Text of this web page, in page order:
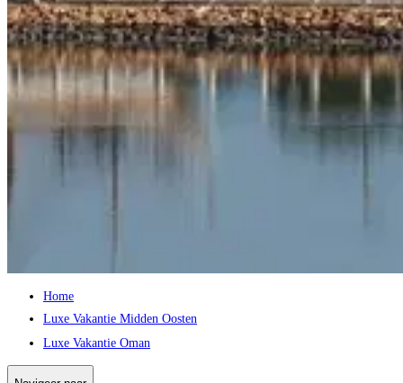
Home
Luxe Vakantie Midden Oosten
Luxe Vakantie Oman